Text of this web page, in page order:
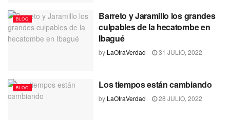
BLOG
Barreto y Jaramillo los grandes
culpables de la hecatombe en
Ibagué
by LaOtraVerdad 31 JULIO, 2022
BLOG Los tiempos están cambiando
by LaOtraVerdad 28 JULIO, 2022